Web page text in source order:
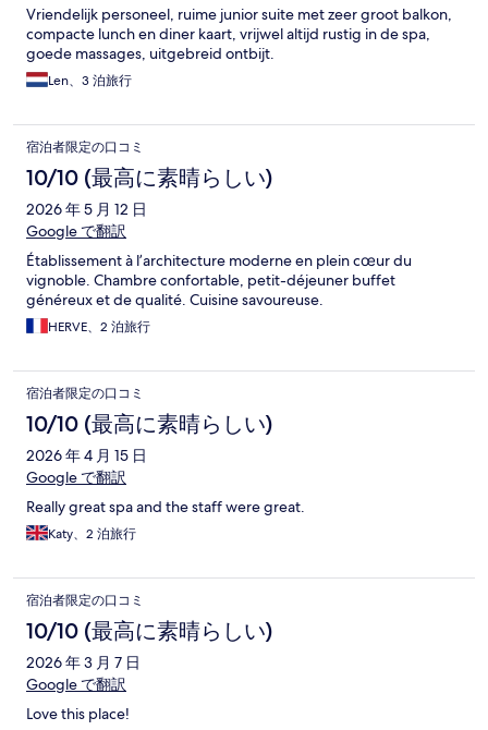
Vriendelijk personeel, ruime junior suite met zeer groot balkon,
compacte lunch en diner kaart, vrijwel altijd rustig in de spa,
goede massages, uitgebreid ontbijt.
Len、3 泊旅行
宿泊者限定の口コミ
10/10 (最高に素晴らしい)
2026 年 5 月 12 日
Google で翻訳
Établissement à l’architecture moderne en plein cœur du
vignoble. Chambre confortable, petit-déjeuner buffet
généreux et de qualité. Cuisine savoureuse.
HERVE、2 泊旅行
宿泊者限定の口コミ
10/10 (最高に素晴らしい)
2026 年 4 月 15 日
Google で翻訳
Really great spa and the staff were great.
Katy、2 泊旅行
宿泊者限定の口コミ
10/10 (最高に素晴らしい)
2026 年 3 月 7 日
Google で翻訳
Love this place!